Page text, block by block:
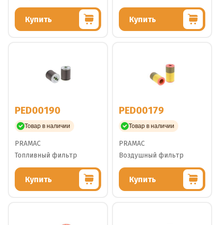
Купить Купить
PED00190
Товар в наличии
PRAMAC
Топливный фильтр
Купить
PED00179
Товар в наличии
PRAMAC
Воздушный фильтр
Купить